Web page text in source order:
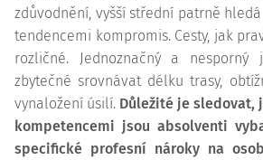
zdůvodnění, vyšší střední patrně
tendencemi kompromis. Cesty, jak
rozličné. Jednoznačný a
zbytečné srovnávat délku trasy,
vynaložení úsilí. Důležité je sledovat,
kompetencemi jsou absolventi
specifické profesní nároky na